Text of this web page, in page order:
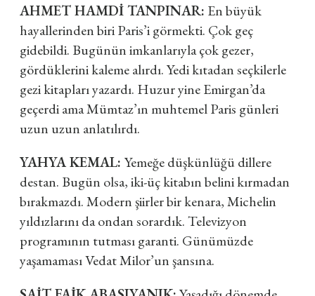
AHMET HAMDİ TANPINAR: En büyük
hayallerinden biri Paris’i görmekti. Çok geç
gidebildi. Bugünün imkanlarıyla çok gezer,
gördüklerini kaleme alırdı. Yedi kıtadan seçkilerle
gezi kitapları yazardı. Huzur yine Emirgan’da
geçerdi ama Mümtaz’ın muhtemel Paris günleri
uzun uzun anlatılırdı.
YAHYA KEMAL: Yemeğe düşkünlüğü dillere
destan. Bugün olsa, iki-üç kitabın belini kırmadan
bırakmazdı. Modern şiirler bir kenara, Michelin
yıldızlarını da ondan sorardık. Televizyon
programının tutması garanti. Günümüzde
yaşamaması Vedat Milor’un şansına.